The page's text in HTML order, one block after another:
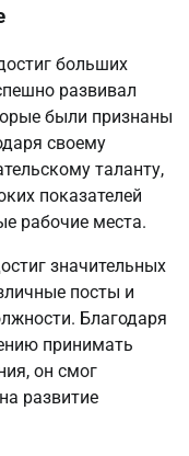
больших
развивал
были признаны
своему
таланту,
показателей
рабочие места.
значительных
посты и
Благодаря
принимать
он смог
развитие